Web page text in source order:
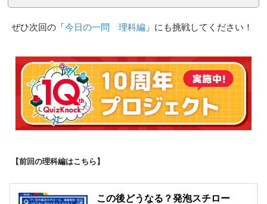
ぜひ次回の「今日の一問 理科編」にも挑戦してください！
【前回の理科編はこちら】
この後どうなる？発泡スチロー